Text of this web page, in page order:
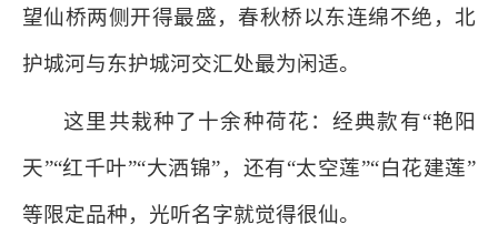
望仙桥两侧开得最盛，春秋桥以东连绵不绝，北
护城河与东护城河交汇处最为闲适。
这里共栽种了十余种荷花：经典款有“艳阳
天”“红千叶”“大洒锦”，还有“太空莲”“白花建莲”
等限定品种，光听名字就觉得很仙。